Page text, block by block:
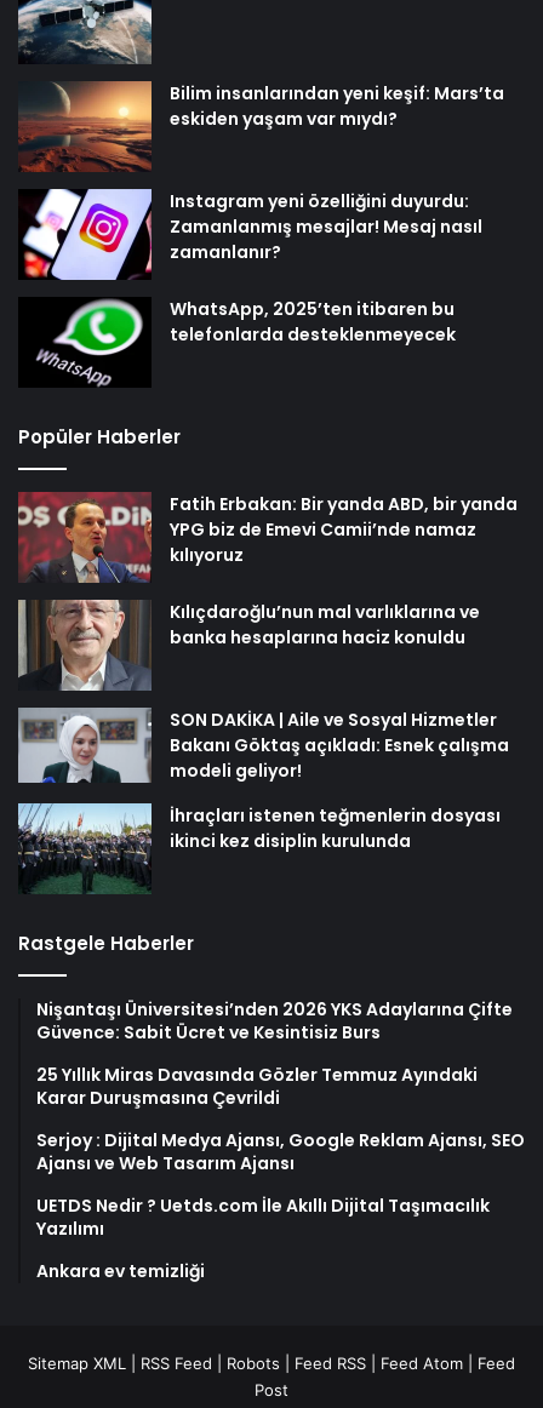
Bilim insanlarından yeni keşif: Mars’ta
eskiden yaşam var mıydı?
Instagram yeni özelliğini duyurdu:
Zamanlanmış mesajlar! Mesaj nasıl
zamanlanır?
WhatsApp, 2025’ten itibaren bu
telefonlarda desteklenmeyecek
Popüler Haberler
Fatih Erbakan: Bir yanda ABD, bir yanda
YPG biz de Emevi Camii’nde namaz
kılıyoruz
Kılıçdaroğlu’nun mal varlıklarına ve
banka hesaplarına haciz konuldu
SON DAKİKA | Aile ve Sosyal Hizmetler
Bakanı Göktaş açıkladı: Esnek çalışma
modeli geliyor!
İhraçları istenen teğmenlerin dosyası
ikinci kez disiplin kurulunda
Rastgele Haberler
Nişantaşı Üniversitesi’nden 2026 YKS Adaylarına Çifte
Güvence: Sabit Ücret ve Kesintisiz Burs
25 Yıllık Miras Davasında Gözler Temmuz Ayındaki
Karar Duruşmasına Çevrildi
Serjoy : Dijital Medya Ajansı, Google Reklam Ajansı, SEO
Ajansı ve Web Tasarım Ajansı
UETDS Nedir ? Uetds.com İle Akıllı Dijital Taşımacılık
Yazılımı
Ankara ev temizliği
Sitemap XML RSS Feed Robots Feed RSS Feed Atom
Feed
Post